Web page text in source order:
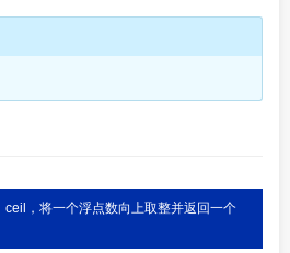
ceil，将一个浮点数向上取整并返回一个